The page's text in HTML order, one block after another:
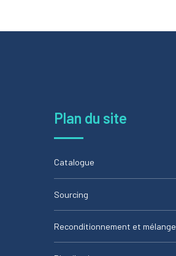
Plan du site
Catalogue
Sourcing
Reconditionnement et mélange